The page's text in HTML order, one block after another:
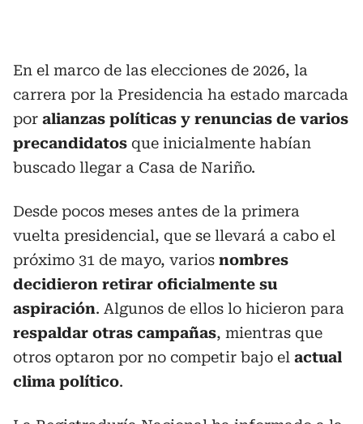
En el marco de las elecciones de 2026, la
carrera por la Presidencia ha estado marcada
por alianzas políticas y renuncias de varios
precandidatos que inicialmente habían
buscado llegar a Casa de Nariño.
Desde pocos meses antes de la primera
vuelta presidencial, que se llevará a cabo el
próximo 31 de mayo, varios nombres
decidieron retirar oficialmente su
aspiración. Algunos de ellos lo hicieron para
respaldar otras campañas, mientras que
otros optaron por no competir bajo el actual
clima político.